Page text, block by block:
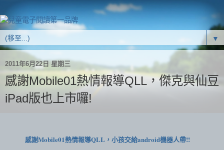
▼
2011年6月22日 星期三
感謝Mobile01熱情報導QLL，傑克與仙豆
iPad版也上市囉!
感謝Mobile01熱情報導QLL，小孩交給android機器人帶!!